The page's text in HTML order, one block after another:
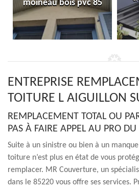
moineau bois pvc 85
ENTREPRISE
TOITURE L AIGUILLON
REMPLACEMENT TOTAL OU
PAS À FAIRE APPEL AU PRO
Suite à un sinistre ou bien à un
toiture n’est plus en état de vous
remplacer. MR Couverture, un
dans le 85220 vous offre ses services.